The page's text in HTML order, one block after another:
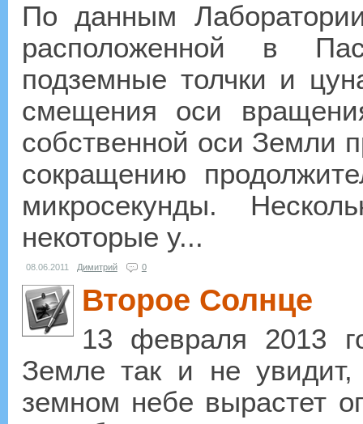
По данным
расположенной в
подземные толчки и
смещения оси
собственной оси Земли
сокращению
микросекунды.
некоторые у...
08.06.2011 Димитрий 0
Второе Солнце
13 февраля 2013
Земле так и не увидит,
земном небе вырастет